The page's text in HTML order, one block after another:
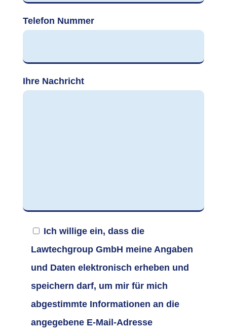
Telefon Nummer
Ihre Nachricht
Ich willige ein, dass die
Lawtechgroup GmbH meine Angaben
und Daten elektronisch erheben und
speichern darf, um mir für mich
abgestimmte Informationen an die
angegebene E-Mail-Adresse